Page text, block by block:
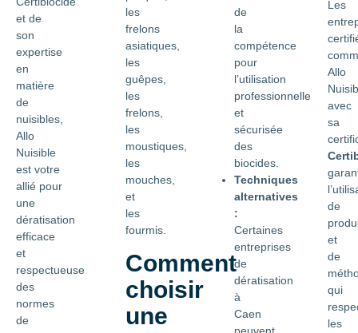
et de
son
expertise
en
matière
de
nuisibles,
Allo
Nuisible
est votre
allié pour
une
dératisation
efficace
et
respectueuse
des
normes
de
les
frelons
asiatiques,
les
guêpes,
les
frelons,
les
moustiques,
les
mouches,
et
les
fourmis.
Comment
choisir
une
de
la
compétence
pour
l’utilisation
professionnelle
et
sécurisée
des
biocides.
Techniques
alternatives
:
Certaines
entreprises
de
dératisation
à
Caen
Les
Allo
avec
sa
de
et
de
qui
les